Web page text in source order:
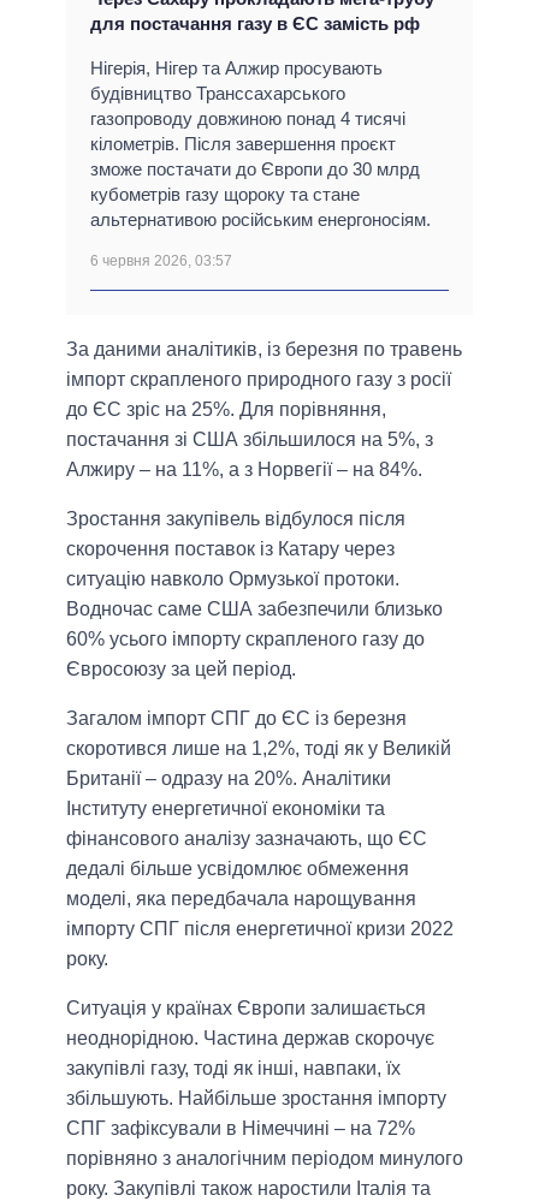
для постачання газу в ЄС замість рф
Нігерія, Нігер та Алжир просувають
будівництво Транссахарського
газопроводу довжиною понад 4 тисячі
кілометрів. Після завершення проєкт
зможе постачати до Європи до 30 млрд
кубометрів газу щороку та стане
альтернативою російським енергоносіям.
6 червня 2026, 03:57
За даними аналітиків, із березня по травень
імпорт скрапленого природного газу з росії
до ЄС зріс на 25%. Для порівняння,
постачання зі США збільшилося на 5%, з
Алжиру – на 11%, а з Норвегії – на 84%.
Зростання закупівель відбулося після
скорочення поставок із Катару через
ситуацію навколо Ормузької протоки.
Водночас саме США забезпечили близько
60% усього імпорту скрапленого газу до
Євросоюзу за цей період.
Загалом імпорт СПГ до ЄС із березня
скоротився лише на 1,2%, тоді як у Великій
Британії – одразу на 20%. Аналітики
Інституту енергетичної економіки та
фінансового аналізу зазначають, що ЄС
дедалі більше усвідомлює обмеження
моделі, яка передбачала нарощування
імпорту СПГ після енергетичної кризи 2022
року.
Ситуація у країнах Європи залишається
неоднорідною. Частина держав скорочує
закупівлі газу, тоді як інші, навпаки, їх
збільшують. Найбільше зростання імпорту
СПГ зафіксували в Німеччині – на 72%
порівняно з аналогічним періодом минулого
року. Закупівлі також наростили Італія та